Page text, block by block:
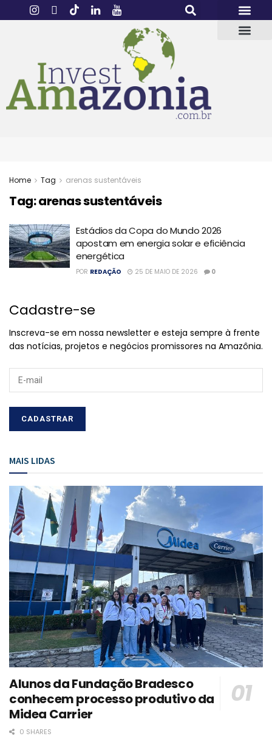
Home Tag arenas sustentáveis
Tag:arenas sustentáveis
Estádios da Copa do Mundo 2026
apostam em energia solar e eficiência
energética
POR REDAÇÃO 25 DE MAIO DE 2026 0
Cadastre-se
Inscreva-se em nossa newsletter e esteja sempre à frente
das notícias, projetos e negócios promissores na Amazônia.
MAIS LIDAS
Alunos da Fundação Bradesco
conhecem processo produtivo da
Midea Carrier
0 SHARES